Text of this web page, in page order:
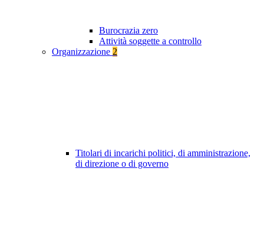
Burocrazia zero
Attività soggette a controllo
Organizzazione 2
Titolari di incarichi politici, di amministrazione,
di direzione o di governo